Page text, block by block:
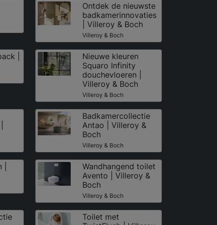
Ontdek de nieuwste
badkamerinnovaties
| Villeroy & Boch
Villeroy & Boch
|
Nieuwe kleuren
Squaro Infinity
douchevloeren |
Villeroy & Boch
Villeroy & Boch
Badkamercollectie
Antao | Villeroy &
Boch
Villeroy & Boch
Wandhangend toilet
Avento | Villeroy &
Boch
Villeroy & Boch
Toilet met